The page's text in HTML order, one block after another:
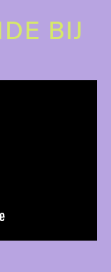
BIJ